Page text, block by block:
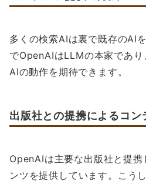
多くの検索AIは裏で既存のAI
でOpenAIはLLMの本家であ
AIの動作を期待できます。
出版社との提携によるコン
OpenAIは主要な出版社と提
ンツを提供しています。こう